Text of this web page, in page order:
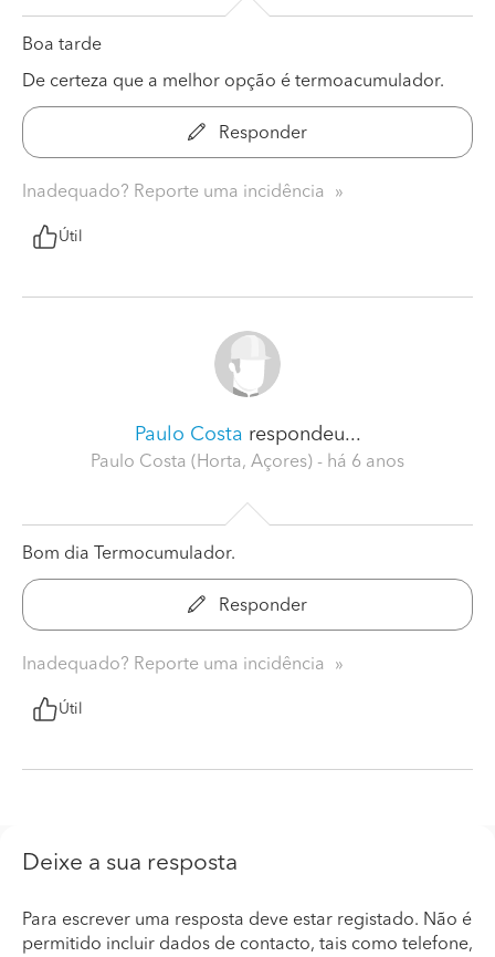
Boa tarde
De certeza que a melhor opção é termoacumulador.
Responder
Inadequado? Reporte uma incidência
Útil
Paulo Costa respondeu...
Paulo Costa (Horta, Açores) - há 6 anos
Bom dia Termocumulador.
Responder
Inadequado? Reporte uma incidência
Útil
Deixe a sua resposta
Para escrever uma resposta deve estar registado. Não é
permitido incluir dados de contacto, tais como telefone,